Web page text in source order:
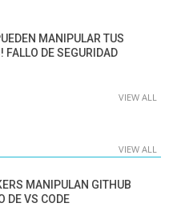
MANIPULAR TUS
FALLO DE SEGURIDAD
VIEW ALL
VIEW ALL
MANIPULAN GITHUB
DE VS CODE